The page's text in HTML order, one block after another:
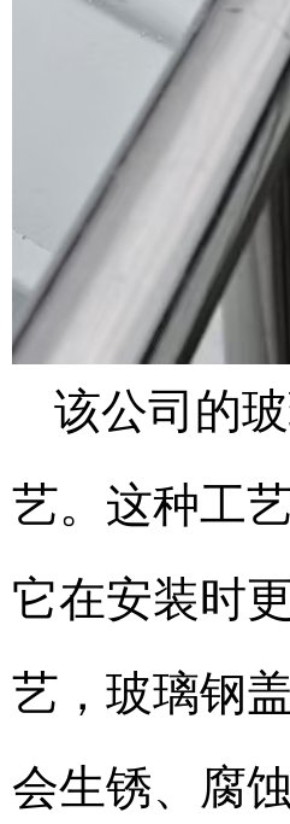
该公司的
艺。这种工
它在安装时
艺，玻璃钢
会生锈、腐